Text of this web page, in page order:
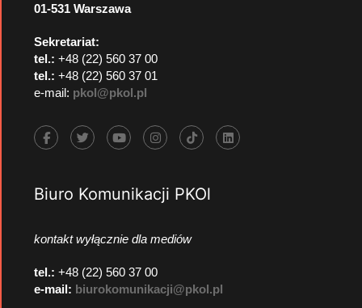
01-531 Warszawa
Sekretariat:
tel.: +48 (22) 560 37 00
tel.: +48 (22) 560 37 01
e-mail: pkol@pkol.pl
Biuro Komunikacji PKOl
kontakt wyłącznie dla mediów
tel.: +48 (22) 560 37 00
e-mail: biurokomunikacji@pkol.pl